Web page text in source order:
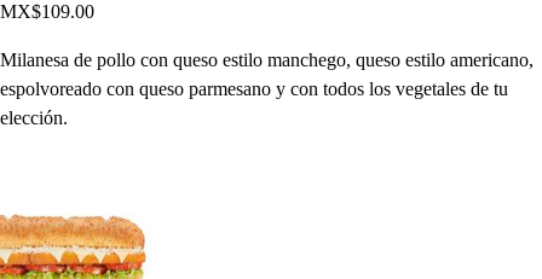
MX$109.00
Milanesa de pollo con queso estilo manchego, queso estilo americano,
espolvoreado con queso parmesano y con todos los vegetales de tu
elección.